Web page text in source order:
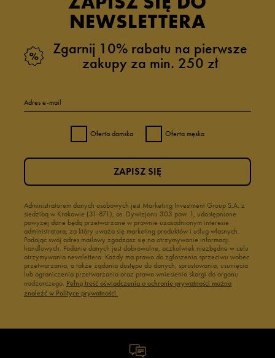
NEWSLETTERA
Zgarnij 10% rabatu na pierwsze
zakupy za min. 250 zł
Adres e-mail
Oferta damska Oferta męska
Administratorem danych osobowych jest Marketing Investment Group S.A. z
siedzibą w Krakowie (31-871), os. Dywizjonu 303 paw. 1, udostępnione
powyżej dane będą przetwarzane w prawnie uzasadnionym interesie
administratora, za który uważa się marketing produktów i usług własnych.
Podając swój adres mailowy zgadzasz się na otrzymywanie informacji
handlowych. Podanie danych jest dobrowolne, aczkolwiek niezbędne w celu
otrzymywania newslettera. Każdy ma prawo do zgłoszenia sprzeciwu wobec
przetwarzania, a także żądania dostępu do danych, sprostowania, usunięcia
lub ograniczenia przetwarzania oraz prawo wniesienia skargi do organu
nadzorczego. Pełną treść oświadczenia o ochronie prywatności można
znaleźć w Polityce prywatności.
ZAPISZ SIĘ